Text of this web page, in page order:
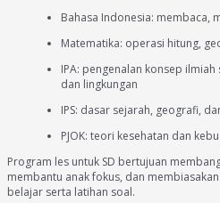
Bahasa Indonesia: membaca,
Matematika: operasi hitung,
IPA: pengenalan konsep
dan lingkungan
IPS: dasar sejarah, geografi,
PJOK: teori kesehatan dan
Program les untuk SD bertujuan
membantu anak fokus, dan
belajar serta latihan soal.